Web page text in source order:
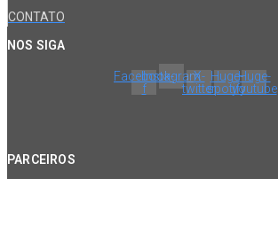
CONTATO
NOS SIGA
Facebook-
f
InstagramX-
twitter
Huge-
spotify
Huge-
youtube
PARCEIROS